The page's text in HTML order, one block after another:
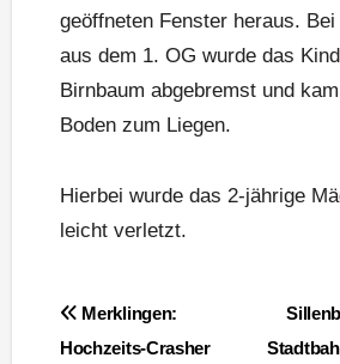
geöffneten Fenster heraus.
aus dem 1. OG wurde das
Birnbaum abgebremst und
Boden zum Liegen.
Hierbei wurde das 2-jährige
leicht verletzt.
Beitragsnavigation
Merklingen:
Hochzeits-Crasher